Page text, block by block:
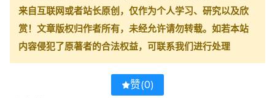
来自互联网或者站长原创，仅作为个人学习、研究以及欣
赏！文章版权归作者所有，未经允许请勿转载。如若本站
内容侵犯了原著者的合法权益，可联系我们进行处理
赞(0)